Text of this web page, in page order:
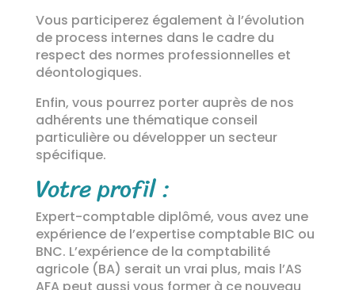
Vous participerez également à l’évolution
de process internes dans le cadre du
respect des normes professionnelles et
déontologiques.
Enfin, vous pourrez porter auprès de nos
adhérents une thématique conseil
particulière ou développer un secteur
spécifique.
Votre profil :
Expert-comptable diplômé, vous avez une
expérience de l’expertise comptable BIC ou
BNC. L’expérience de la comptabilité
agricole (BA) serait un vrai plus, mais l’AS
AFA peut aussi vous former à ce nouveau